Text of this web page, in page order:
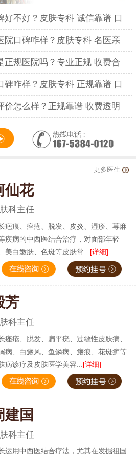
好不好？皮肤专科 诚信靠谱 口
院口碑咋样？皮肤专科 名医亲
正规医院吗？专业正规 收费合
碑咋样？皮肤专科 正规靠谱 口
价怎么样？正规靠谱 收费透明
更多医生
仙花
科主任
疤痕、痤疮、脱发、皮炎、湿疹、荨麻
疾病的中西医结合治疗，对面部年轻
美白嫩肤、色斑等皮肤常... [详细]
芳
科主任
痤疮、脱发、扁平疣、过敏性皮肤病、
病、白癜风、鱼鳞病、瘢痕、花斑癣等
病诊疗及皮肤医学美容... [详细]
建国
科主任
运用中西医结合疗法，尤其在发掘祖国